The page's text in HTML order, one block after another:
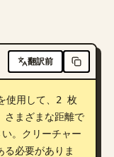
翻訳前
使用して、2 枚
さまざまな距離で
。クリーチャー
る必要がありま